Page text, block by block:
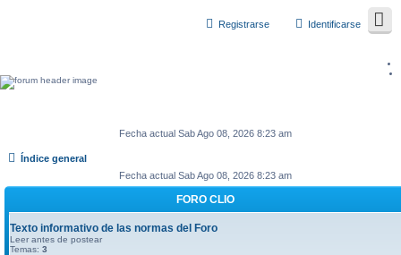
Identificarse
Registrarse
Fecha actual Sab Ago 08, 2026 8:23 am
Índice general
Fecha actual Sab Ago 08, 2026 8:23 am
FORO CLIO
Texto informativo de las normas del Foro
Leer antes de postear
Temas: 3